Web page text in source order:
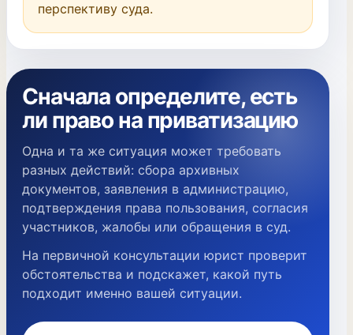
перспективу суда.
Сначала определите, есть
ли право на приватизацию
Одна и та же ситуация может требовать
разных действий: сбора архивных
документов, заявления в администрацию,
подтверждения права пользования, согласия
участников, жалобы или обращения в суд.
На первичной консультации юрист проверит
обстоятельства и подскажет, какой путь
подходит именно вашей ситуации.